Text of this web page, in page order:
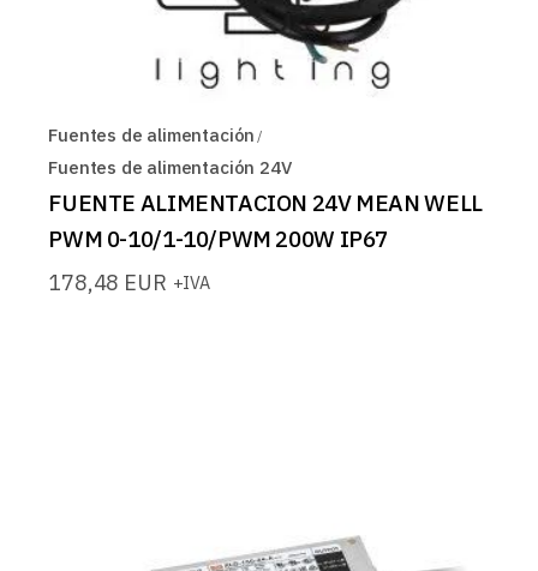
Fuentes de alimentación
Fuentes de alimentación 24V
FUENTE ALIMENTACION 24V MEAN WELL
PWM 0-10/1-10/PWM 200W IP67
178,48 EUR +IVA